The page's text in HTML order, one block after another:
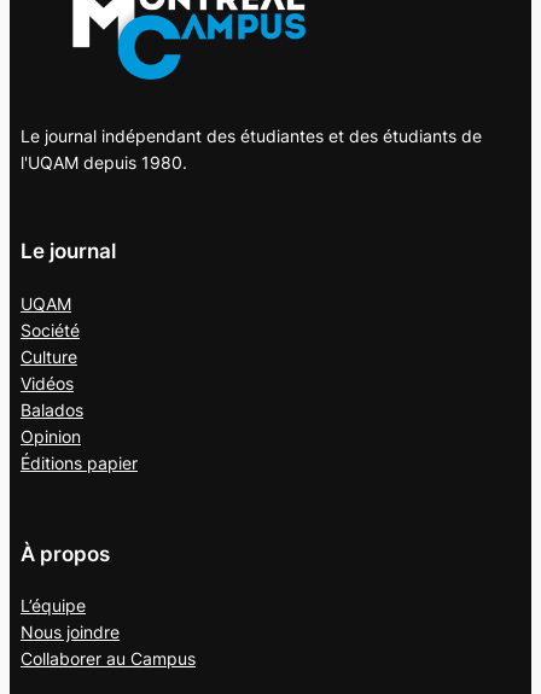
Le journal indépendant des étudiantes et des étudiants de
l'UQAM depuis 1980.
Le journal
UQAM
Société
Culture
Vidéos
Balados
Opinion
Éditions papier
À propos
L’équipe
Nous joindre
Collaborer au Campus